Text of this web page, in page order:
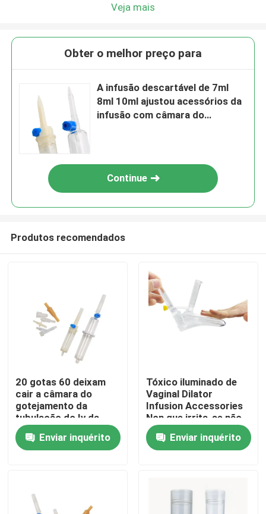
Casa
Quem Somos
Veja mais
Obter o melhor preço para
A infusão descartável de 7ml
8ml 10ml ajustou acessórios da
infusão com câmara do
Continue
Produtos recomendados
20 gotas 60 deixam
cair a câmara do
gotejamento da
tubulação do Iv da
câmara de Microdrip
Enviar inquérito
Tóxico iluminado de
Vaginal Dilator
Infusion Accessories
Non que irrita-se não
Enviar inquérito